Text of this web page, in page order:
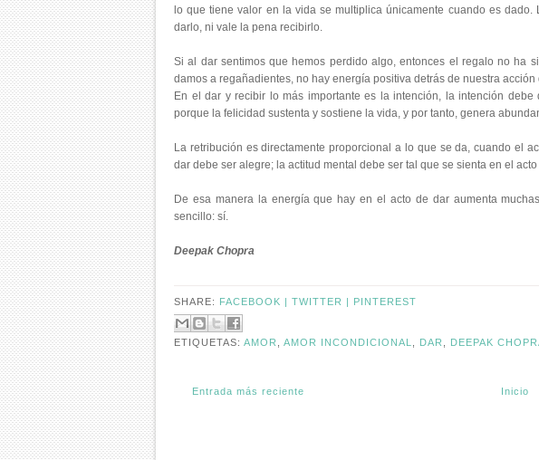
lo que tiene valor en la vida se multiplica únicamente cuando es
darlo, ni vale la pena recibirlo.
Si al dar sentimos que hemos perdido algo, entonces el regalo no ha
damos a regañadientes, no hay energía positiva detrás de nuestra acción
En el dar y recibir lo más importante es la intención, la intención
porque la felicidad sustenta y sostiene la vida, y por tanto, genera
La retribución es directamente proporcional a lo que se da, cuando el
dar debe ser alegre; la actitud mental debe ser tal que se sienta en el
De esa manera la energía que hay en el acto de dar aumenta
sencillo: sí.
Deepak Chopra
SHARE: FACEBOOK | TWITTER | PINTEREST
ETIQUETAS: AMOR AMOR INCONDICIONAL DAR DEEPAK
Entrada más reciente Inicio